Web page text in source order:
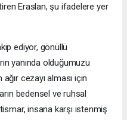
Eraslan, şu ifadelere yer
ediyor, gönüllü
yanında olduğumuzu
cezayı alması için
bedensel ve ruhsal
insana karşı istenmiş